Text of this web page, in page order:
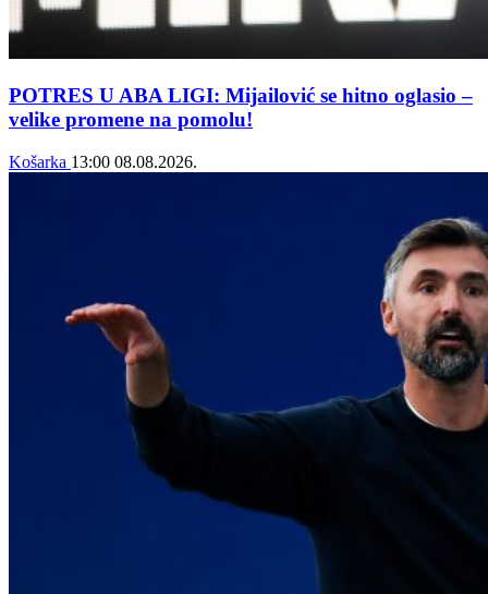
POTRES U ABA LIGI: Mijailović se hitno oglasio –
velike promene na pomolu!
Košarka 13:00 08.08.2026.